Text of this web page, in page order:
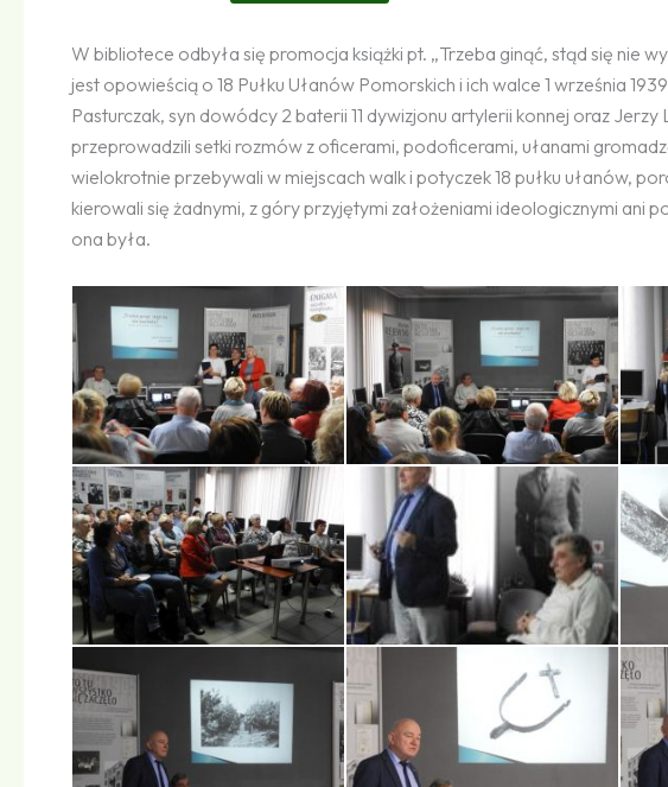
W bibliotece odbyła się promocja książki pt. „Trzeba ginąć, stąd się nie
jest opowieścią o 18 Pułku Ułanów Pomorskich i ich walce 1 września
Pasturczak, syn dowódcy 2 baterii 11 dywizjonu artylerii konnej oraz
przeprowadzili setki rozmów z oficerami, podoficerami, ułanami
wielokrotnie przebywali w miejscach walk i potyczek 18 pułku ułanów,
kierowali się żadnymi, z góry przyjętymi założeniami ideologicznymi ani
ona była.